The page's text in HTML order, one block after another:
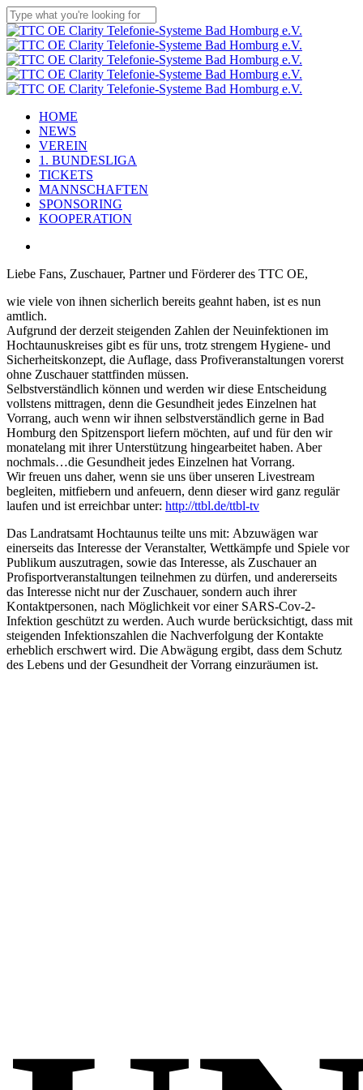
Skip
to
main
content
Close
Search
Menu
HOME
NEWS
VEREIN
1. BUNDESLIGA
TICKETS
MANNSCHAFTEN
SPONSORING
KOOPERATION
Liebe Fans, Zuschauer, Partner und Förderer des TTC OE,
wie viele von ihnen sicherlich bereits geahnt haben, ist es nun
amtlich.
Aufgrund der derzeit steigenden Zahlen der Neuinfektionen im
Hochtaunuskreises gibt es für uns, trotz strengem Hygiene- und
Sicherheitskonzept, die Auflage, dass Profiveranstaltungen vorerst
ohne Zuschauer stattfinden müssen.
Selbstverständlich können und werden wir diese Entscheidung
vollstens mittragen, denn die Gesundheit jedes Einzelnen hat
Vorrang, auch wenn wir ihnen selbstverständlich gerne in Bad
Homburg den Spitzensport liefern möchten, auf und für den wir
monatelang mit ihrer Unterstützung hingearbeitet haben. Aber
nochmals…die Gesundheit jedes Einzelnen hat Vorrang.
Wir freuen uns daher, wenn sie uns über unseren Livestream
begleiten, mitfiebern und anfeuern, denn dieser wird ganz regulär
laufen und ist erreichbar unter: http://ttbl.de/ttbl-tv
Das Landratsamt Hochtaunus teilte uns mit: Abzuwägen war
einerseits das Interesse der Veranstalter, Wettkämpfe und Spiele vor
Publikum auszutragen, sowie das Interesse, als Zuschauer an
Profisportveranstaltungen teilnehmen zu dürfen, und andererseits
das Interesse nicht nur der Zuschauer, sondern auch ihrer
Kontaktpersonen, nach Möglichkeit vor einer SARS-Cov-2-
Infektion geschützt zu werden. Auch wurde berücksichtigt, dass mit
steigenden Infektionszahlen die Nachverfolgung der Kontakte
erheblich erschwert wird. Die Abwägung ergibt, dass dem Schutz
des Lebens und der Gesundheit der Vorrang einzuräumen ist.